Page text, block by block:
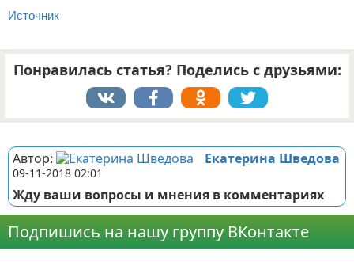
Источник
Понравилась статья? Поделись с друзьями:
Автор: Екатерина Шведова
09-11-2018 02:01
Жду ваши вопросы и мнения в комментариях
Подпишись на нашу группу ВКонтакте